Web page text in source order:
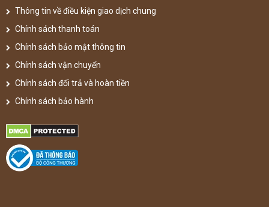
Thông tin về điều kiện giao dịch chung
Chính sách thanh toán
Chính sách bảo mật thông tin
Chính sách vận chuyển
Chính sách đổi trả và hoàn tiền
Chính sách bảo hành